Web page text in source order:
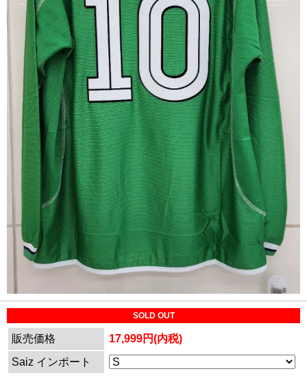
SOLD OUT
販売価格
17,999円(内税)
Saiz インポート